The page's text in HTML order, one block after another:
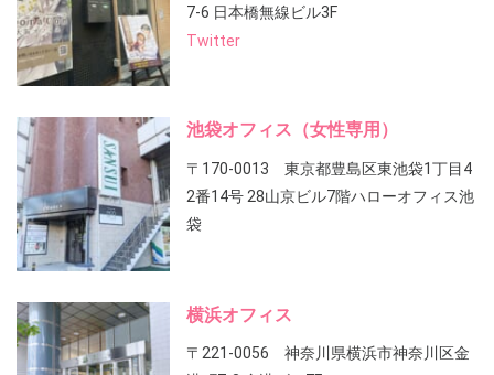
7-6 日本橋無線ビル3F
Twitter
池袋オフィス（女性専用）
〒170-0013 東京都豊島区東池袋1丁目4
2番14号 28山京ビル7階ハローオフィス池
袋
横浜オフィス
〒221-0056 神奈川県横浜市神奈川区金